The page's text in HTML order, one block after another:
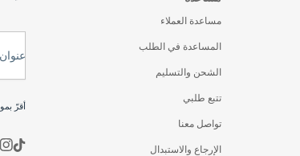
مساعدة العملاء
المساعدة في الطلب
الشحن والتسليم
تتبع طلبي
تواصل معنا
الإرجاع والاستبدال
أقرّ